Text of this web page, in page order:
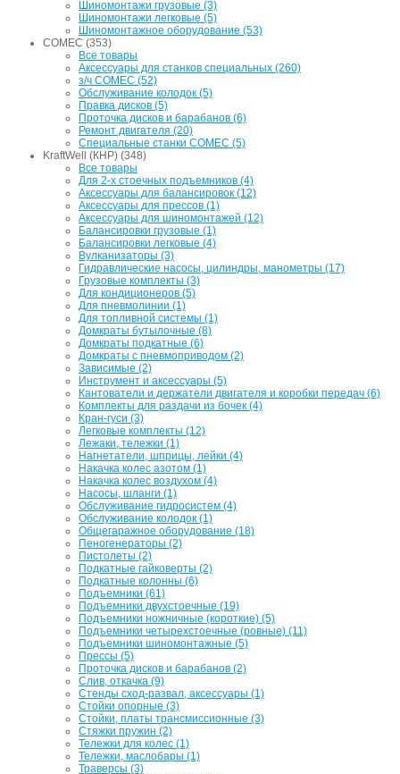
Шиномонтажи грузовые (3)
Шиномонтажи легковые (5)
Шиномонтажное оборудование (53)
COMEC (353)
Все товары
Аксессуары для станков специальных (260)
з/ч COMEC (52)
Обслуживание колодок (5)
Правка дисков (5)
Проточка дисков и барабанов (6)
Ремонт двигателя (20)
Специальные станки COMEC (5)
KraftWell (КНР) (348)
Все товары
Для 2-х стоечных подъемников (4)
Аксессуары для балансировок (12)
Аксессуары для прессов (1)
Аксессуары для шиномонтажей (12)
Балансировки грузовые (1)
Балансировки легковые (4)
Вулканизаторы (3)
Гидравлические насосы, цилиндры, манометры (17)
Грузовые комплекты (3)
Для кондиционеров (5)
Для пневмолинии (1)
Для топливной системы (1)
Домкраты бутылочные (8)
Домкраты подкатные (6)
Домкраты с пневмоприводом (2)
Зависимые (2)
Инструмент и аксессуары (5)
Кантователи и держатели двигателя и коробки передач (6)
Комплекты для раздачи из бочек (4)
Кран-гуси (3)
Легковые комплекты (12)
Лежаки, тележки (1)
Нагнетатели, шприцы, лейки (4)
Накачка колес азотом (1)
Накачка колес воздухом (4)
Насосы, шланги (1)
Обслуживание гидросистем (4)
Обслуживание колодок (1)
Общегаражное оборудование (18)
Пеногенераторы (2)
Пистолеты (2)
Подкатные гайковерты (2)
Подкатные колонны (6)
Подъемники (61)
Подъемники двухстоечные (19)
Подъемники ножничные (короткие) (5)
Подъемники четырехстоечные (ровные) (11)
Подъемники шиномонтажные (5)
Прессы (5)
Проточка дисков и барабанов (2)
Слив, откачка (9)
Стенды сход-развал, аксессуары (1)
Стойки опорные (3)
Стойки, платы трансмиссионные (3)
Стяжки пружин (2)
Тележки для колес (1)
Тележки, маслобары (1)
Траверсы (3)